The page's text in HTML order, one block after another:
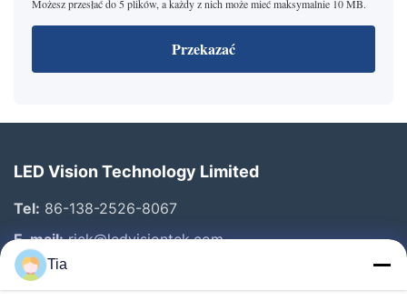
Możesz przesłać do 5 plików, a każdy z nich może mieć maksymalnie 10 MB.
Przekazać
LED Vision Technology Limited
Tel: 86-138-2526-8067
E-mail:rick@ledvisiontek.com
Tia